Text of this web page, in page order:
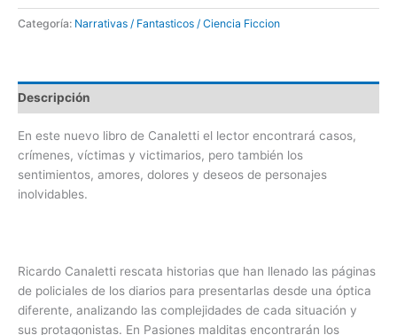
Categoría: Narrativas / Fantasticos / Ciencia Ficcion
Descripción
En este nuevo libro de Canaletti el lector encontrará casos,
crímenes, víctimas y victimarios, pero también los
sentimientos, amores, dolores y deseos de personajes
inolvidables.
Ricardo Canaletti rescata historias que han llenado las páginas
de policiales de los diarios para presentarlas desde una óptica
diferente, analizando las complejidades de cada situación y
sus protagonistas. En Pasiones malditas encontrarán los